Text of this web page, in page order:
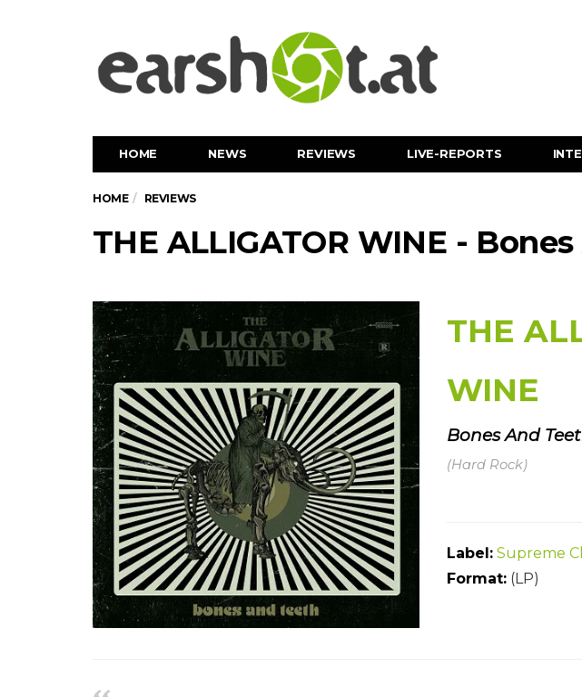
HOME NEWS REVIEWS LIVE-REPORTS
HOME REVIEWS
THE ALLIGATOR WINE -
THE
WINE
Bones And
(Hard Rock)
Label: Supreme
Format: (LP)